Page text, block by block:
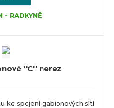
- RADKYNĚ
''C'' nerez
ke spojení gabionových sítí